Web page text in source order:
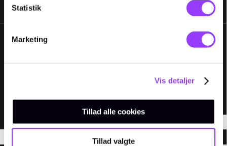
Statistik
Marketing
Vis detaljer
Tillad alle cookies
Tillad valgte